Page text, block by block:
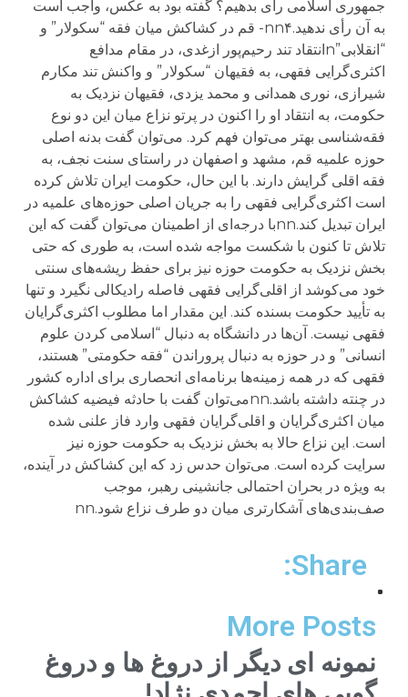
Share:
More Posts
نمونه ای دیگر از دروغ ها و دروغ